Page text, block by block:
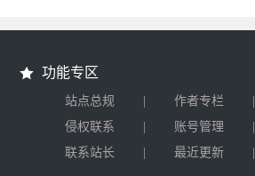
功能专区
站点总规 | 作者专栏 |
侵权联系
| 账号管理 |
联系站长
| 最近更新 |